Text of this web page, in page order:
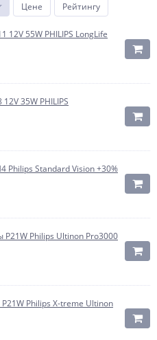
Цене Рейтингу
12V 55W PHILIPS LongLife
35W PHILIPS
Philips Standard Vision +30%
Philips Ultinon Pro3000
Philips X-treme Ultinon